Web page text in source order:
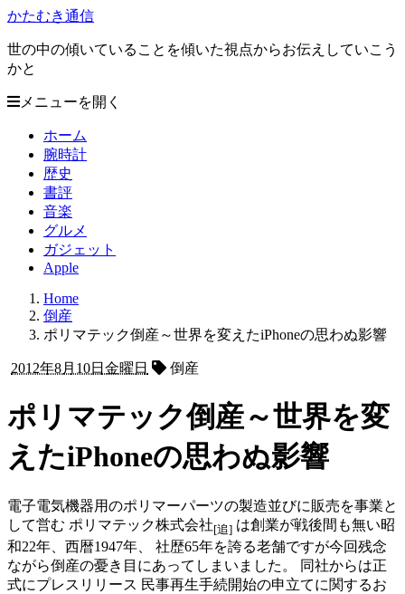
かたむき通信
世の中の傾いていることを傾いた視点からお伝えしていこう
かと
メニューを開く
ホーム
腕時計
歴史
書評
音楽
グルメ
ガジェット
Apple
Home
倒産
ポリマテック倒産～世界を変えたiPhoneの思わぬ影響
2012年8月10日金曜日 倒産
ポリマテック倒産～世界を変
えたiPhoneの思わぬ影響
電子電気機器用のポリマーパーツの製造並びに販売を事業と
して営む ポリマテック株式会社[追] は創業が戦後間も無い昭
和22年、西暦1947年、 社歴65年を誇る老舗ですが今回残念
ながら倒産の憂き目にあってしまいました。 同社からは正
式にプレスリリース 民事再生手続開始の申立てに関するお